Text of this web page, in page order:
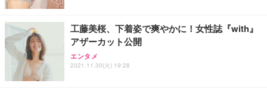
工藤美桜、下着姿で爽やかに！女性誌『with』
アザーカット公開
エンタメ
2021.11.30(火) 19:28